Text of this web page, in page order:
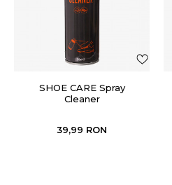
SHOE CARE Spray
Cleaner
39,99 RON